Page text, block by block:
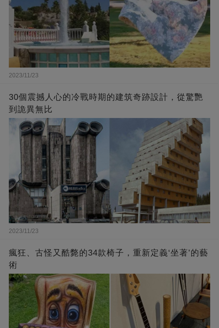
2023/11/23
30個震撼人心的冷戰時期的建筑奇跡設計，從驚艷
到詭異無比
2023/11/23
瘋狂、古怪又酷斃的34款椅子，重新定義‘坐著’的藝
術